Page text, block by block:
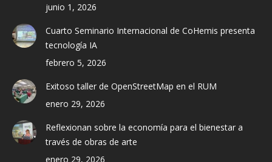
junio 1, 2026
Cuarto Seminario Internacional de CoHemis presenta
tecnología IA
febrero 5, 2026
Exitoso taller de OpenStreetMap en el RUM
enero 29, 2026
Reflexionan sobre la economía para el bienestar a
través de obras de arte
enero 29, 2026